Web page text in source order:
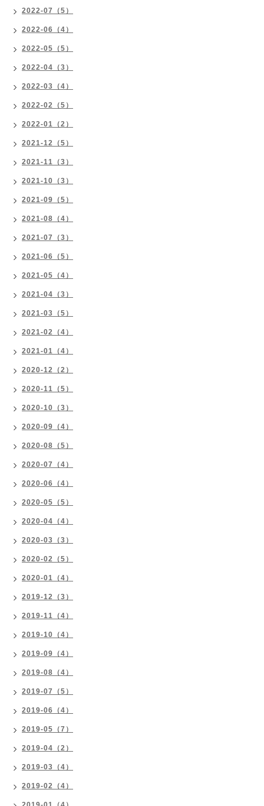
2022-07（5）
2022-06（4）
2022-05（5）
2022-04（3）
2022-03（4）
2022-02（5）
2022-01（2）
2021-12（5）
2021-11（3）
2021-10（3）
2021-09（5）
2021-08（4）
2021-07（3）
2021-06（5）
2021-05（4）
2021-04（3）
2021-03（5）
2021-02（4）
2021-01（4）
2020-12（2）
2020-11（5）
2020-10（3）
2020-09（4）
2020-08（5）
2020-07（4）
2020-06（4）
2020-05（5）
2020-04（4）
2020-03（3）
2020-02（5）
2020-01（4）
2019-12（3）
2019-11（4）
2019-10（4）
2019-09（4）
2019-08（4）
2019-07（5）
2019-06（4）
2019-05（7）
2019-04（2）
2019-03（4）
2019-02（4）